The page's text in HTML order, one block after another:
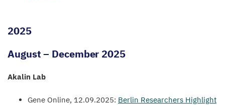
2025
August– December 2025
Akalin Lab
Gene Online, 12.09.2025: Berlin Researchers Highlight